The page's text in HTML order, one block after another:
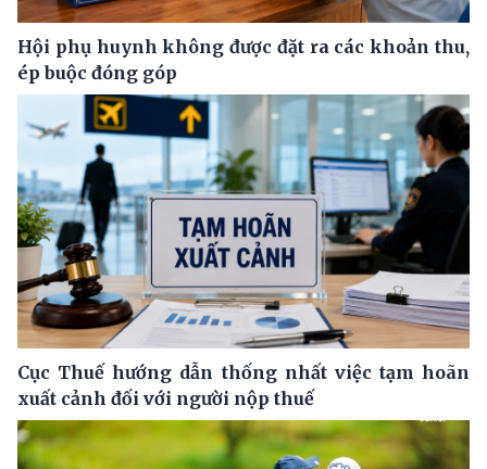
Hội phụ huynh không được đặt ra các khoản thu,
ép buộc đóng góp
Cục Thuế hướng dẫn thống nhất việc tạm hoãn
xuất cảnh đối với người nộp thuế